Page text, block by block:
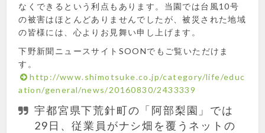
なくできるという利点もあります。当園では台風10号
の被害はほとんどありませんでしたが、被災された地域
の皆様には、心よりお見舞い申し上げます。
下野新聞ニュースサイトSOONでもご覧いただけま
す。
http://www.shimotsuke.co.jp/category/life/educ
ation/general/news/20160830/2433339
宇都宮県下荒針町の「阿部梨園」では
29日、従業員がナシ畑を覆うネットの